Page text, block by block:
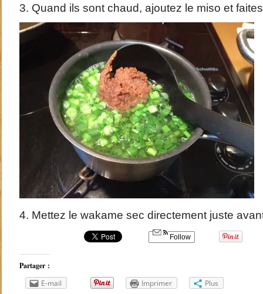
3. Quand ils sont chaud, ajoutez le miso et
4. Mettez le wakame sec directement juste
Follow
Partager :
E-mail
Imprimer Plus